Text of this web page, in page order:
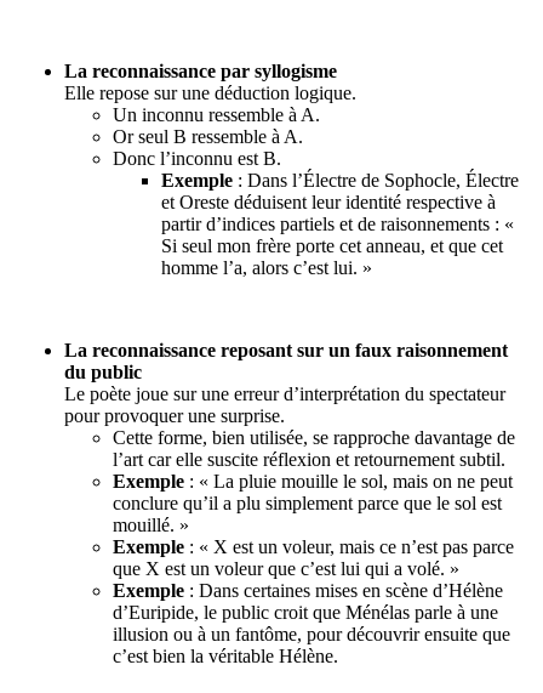
La reconnaissance par syllogisme
Elle repose sur une déduction logique.
Un inconnu ressemble à A.
Or seul B ressemble à A.
Donc l’inconnu est B.
Exemple : Dans l’Électre de Sophocle, Électre
et Oreste déduisent leur identité respective à
partir d’indices partiels et de raisonnements : «
Si seul mon frère porte cet anneau, et que cet
homme l’a, alors c’est lui. »
La reconnaissance reposant sur un faux raisonnement
du public
Le poète joue sur une erreur d’interprétation du spectateur
pour provoquer une surprise.
Cette forme, bien utilisée, se rapproche davantage de
l’art car elle suscite réflexion et retournement subtil.
Exemple : « La pluie mouille le sol, mais on ne peut
conclure qu’il a plu simplement parce que le sol est
mouillé. »
Exemple : « X est un voleur, mais ce n’est pas parce
que X est un voleur que c’est lui qui a volé. »
Exemple : Dans certaines mises en scène d’Hélène
d’Euripide, le public croit que Ménélas parle à une
illusion ou à un fantôme, pour découvrir ensuite que
c’est bien la véritable Hélène.